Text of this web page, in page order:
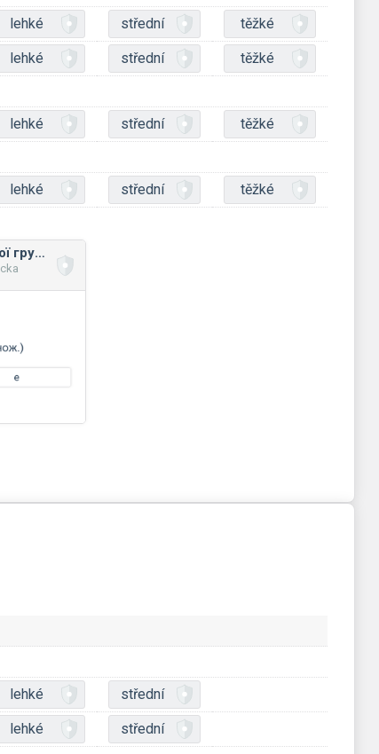
lehké střední těžké
lehké střední
těžké
lehké střední
těžké
lehké střední těžké
Відмінювання твердої групи прикметників
lehké střední
lehké
střední